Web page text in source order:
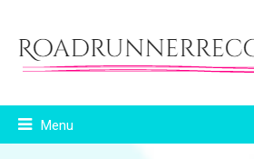
Menu